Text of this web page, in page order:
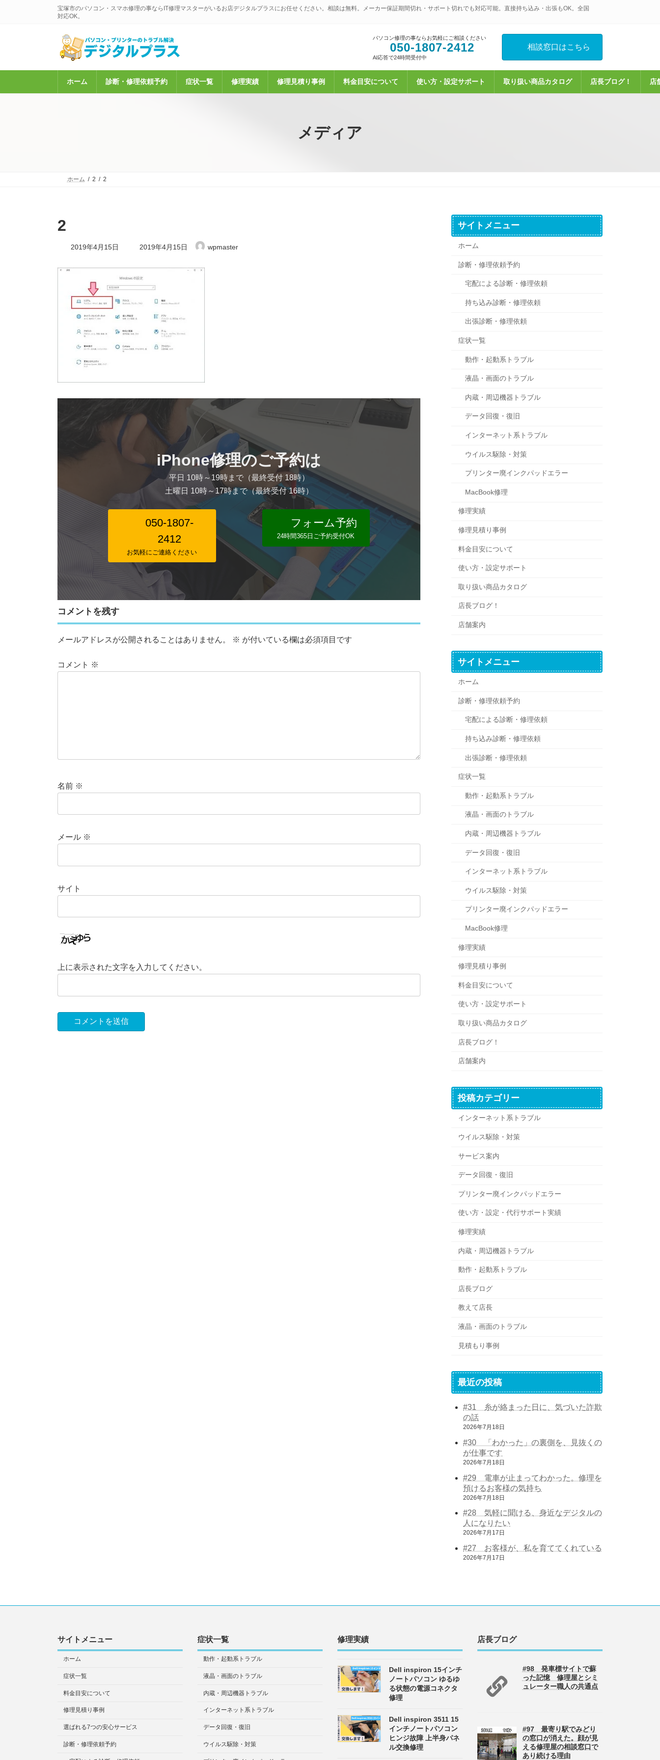
宝塚市のパソコン・スマホ修理の事ならIT修理マスターがいるお店デジタルプラスにお任せください。相談は無料。メーカー保証期間切れ・サポート切れでも対応可能。直接持ち込み・出張もOK。全国
対応OK。
パソコン修理の事ならお気軽にご相談ください
050-1807-2412
AI応答で24時間受付中
相談窓口はこちら
ホーム 診断・修理依頼予約 症状一覧 修理実績 修理見積り事例 料金目安について 使い方・設定サポート 取り扱い商品カタログ 店長ブログ！ 店
メディア
ホーム 2 2
2
2019年4月15日
最
終
新
日
時
2019年4月15日 wpmaster
iPhone修理のご予約は
平日 10時～19時まで（最終受付 18時）
土曜日 10時～17時まで（最終受付 16時）
050-1807-
2412
お気軽にご連絡ください
フォーム予約
24時間365日ご予約受付OK
コメントを残す
メールアドレスが公開されることはありません。 ※ が付いている欄は必須項目です
コメント ※
名前 ※
メール ※
サイト
上に表示された文字を入力してください。
サイトメニュー
ホーム
診断・修理依頼予約
宅配による診断・修理依頼
持ち込み診断・修理依頼
出張診断・修理依頼
症状一覧
動作・起動系トラブル
液晶・画面のトラブル
内蔵・周辺機器トラブル
データ回復・復旧
インターネット系トラブル
ウイルス駆除・対策
プリンター廃インクパッドエラー
MacBook修理
修理実績
修理見積り事例
料金目安について
使い方・設定サポート
取り扱い商品カタログ
店長ブログ！
店舗案内
サイトメニュー
ホーム
診断・修理依頼予約
宅配による診断・修理依頼
持ち込み診断・修理依頼
出張診断・修理依頼
症状一覧
動作・起動系トラブル
液晶・画面のトラブル
内蔵・周辺機器トラブル
データ回復・復旧
インターネット系トラブル
ウイルス駆除・対策
プリンター廃インクパッドエラー
MacBook修理
修理実績
修理見積り事例
料金目安について
使い方・設定サポート
取り扱い商品カタログ
店長ブログ！
店舗案内
投稿カテゴリー
インターネット系トラブル
ウイルス駆除・対策
サービス案内
データ回復・復旧
プリンター廃インクパッドエラー
使い方・設定・代行サポート実績
修理実績
内蔵・周辺機器トラブル
動作・起動系トラブル
店長ブログ
教えて店長
液晶・画面のトラブル
見積もり事例
最近の投稿
#31 糸が絡まった日に、気づいた詐欺
の話
2026年7月18日
#30 「わかった」の裏側を、見抜くの
が仕事です
2026年7月18日
#29 電車が止まってわかった。修理を
預けるお客様の気持ち
2026年7月18日
#28 気軽に聞ける、身近なデジタルの
人になりたい
2026年7月17日
#27 お客様が、私を育ててくれている
2026年7月17日
サイトメニュー
ホーム
症状一覧
料金目安について
修理見積り事例
選ばれる7つの安心サービス
診断・修理依頼予約
症状一覧
動作・起動系トラブル
液晶・画面のトラブル
内蔵・周辺機器トラブル
インターネット系トラブル
データ回復・復旧
ウイルス駆除・対策
修理実績
Dell inspiron 15インチ
ノートパソコン ゆるゆ
る状態の電源コネクタ
修理
Dell inspiron 3511 15
インチノートパソコン
ヒンジ故障 上半身パネ
ル交換修理
店長ブログ
#98 発車標サイトで蘇
った記憶 修理屋とシミ
ュレーター職人の共通点
#97 最寄り駅でみどり
の窓口が消えた。顔が見
える修理屋の相談窓口で
あり続ける理由